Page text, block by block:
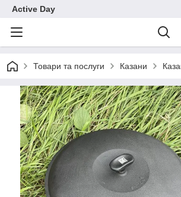
Active Day
Товари та послуги Казани